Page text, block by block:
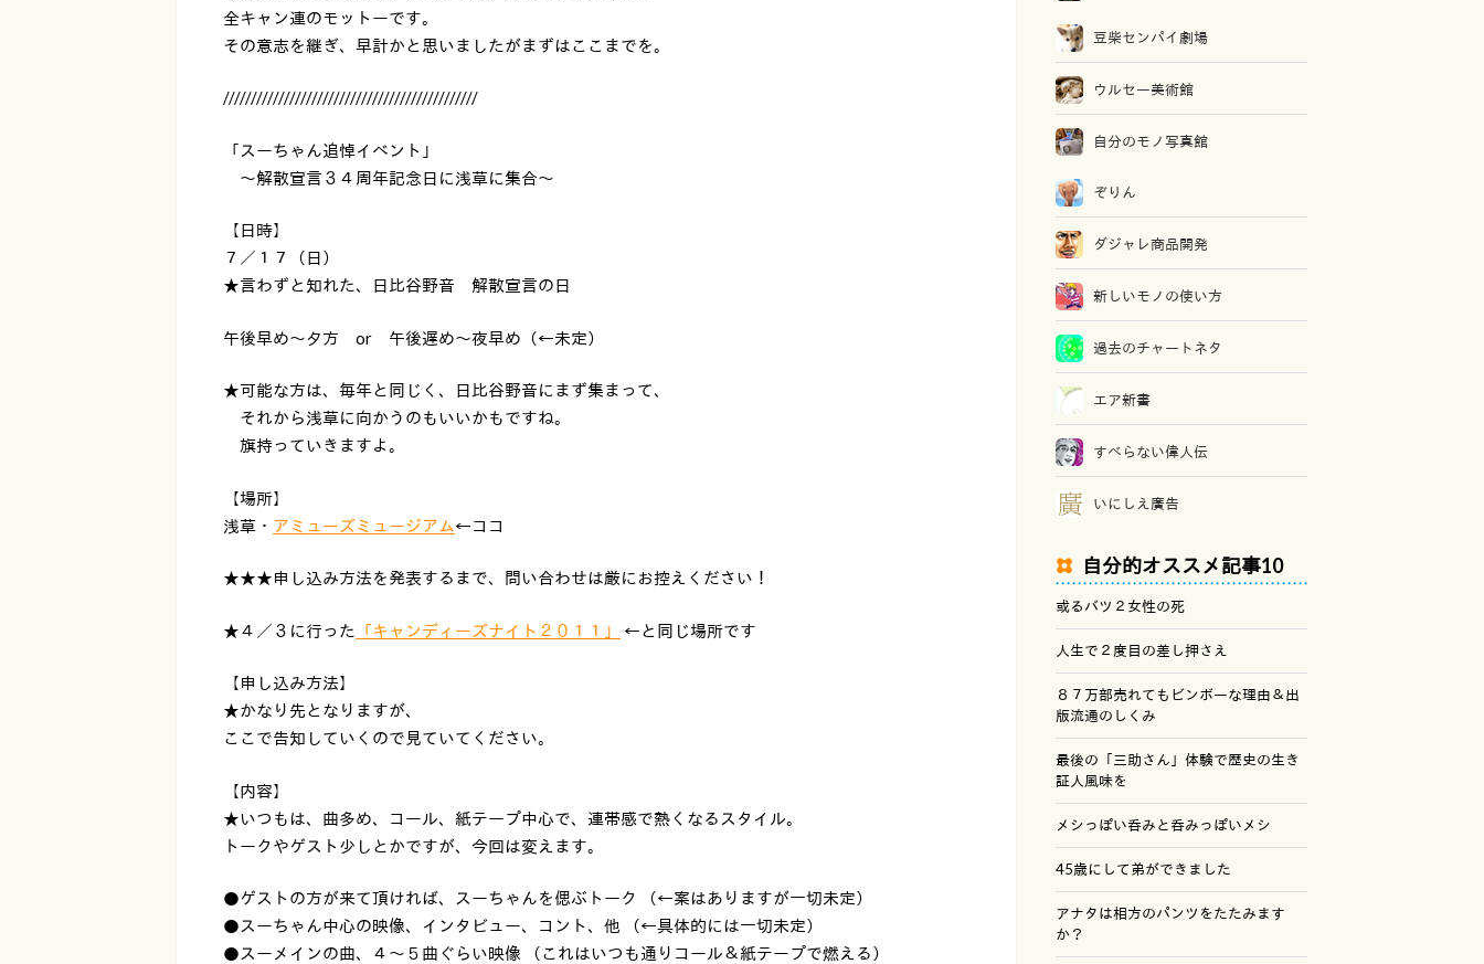
全キャン連のモットーです。
その意志を継ぎ、早計かと思いましたがまずはここまでを。
//////////////////////////////////////////////
「スーちゃん追悼イベント」
〜解散宣言３４周年記念日に浅草に集合〜
【日時】
７／１７（日）
★言わずと知れた、日比谷野音 解散宣言の日
午後早め〜夕方 or 午後遅め〜夜早め（←未定）
★可能な方は、毎年と同じく、日比谷野音にまず集まって、
それから浅草に向かうのもいいかもですね。
旗持っていきますよ。
【場所】
浅草・ アミューズミュージアム←ココ
★★★申し込み方法を発表するまで、問い合わせは厳にお控えください！
★４／３に行った 「キャンディーズナイト２０１１」 ←と同じ場所です
【申し込み方法】
★かなり先となりますが、
ここで告知していくので見ていてください。
【内容】
★いつもは、曲多め、コール、紙テープ中心で、連帯感で熱くなるスタイル。
トークやゲスト少しとかですが、今回は変えます。
●ゲストの方が来て頂ければ、スーちゃんを偲ぶトーク （←案はありますが一切未定）
●スーちゃん中心の映像、インタビュー、コント、他 （←具体的には一切未定）
●スーメインの曲、４〜５曲ぐらい映像 （これはいつも通りコール＆紙テープで燃える）
豆柴センパイ劇場
ウルセー美術館
自分のモノ写真館
ぞりん
ダジャレ商品開発
新しいモノの使い方
過去のチャートネタ
エア新書
すべらない偉人伝
いにしえ廣告
自分的オススメ記事10
或るバツ２女性の死
人生で２度目の差し押さえ
８７万部売れてもビンボーな理由＆出
版流通のしくみ
最後の「三助さん」体験で歴史の生き
証人風味を
メシっぽい呑みと呑みっぽいメシ
45歳にして弟ができました
アナタは相方のパンツをたたみます
か？